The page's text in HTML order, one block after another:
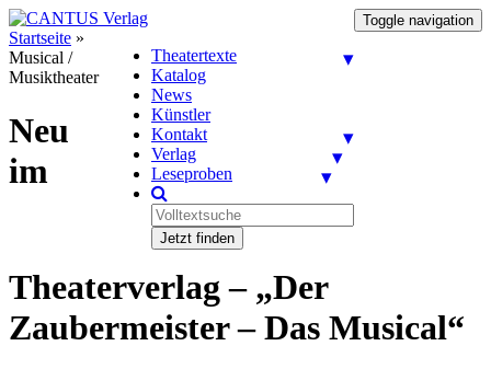
Toggle navigation
Theatertexte
Katalog
News
Künstler
Kontakt
Verlag
Leseproben
Jetzt finden
Startseite »
Musical /
Musiktheater
Neu
im
Theaterverlag – „Der
Zaubermeister – Das Musical“